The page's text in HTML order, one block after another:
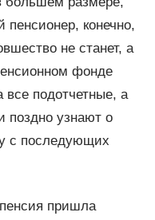
конечно,
не станет, а
фонде
все подотчетные, а
поздно узнают о
с последующих
пришла